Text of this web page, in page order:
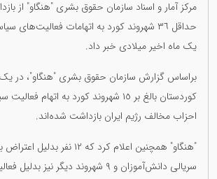
مرکز آمار و اسناد سازمان حقوق بشری "هنگاو" از
حداقل ٣٦ شهروند کورد به اتهامات فعالیت‌های
یک ماه اخیر میلادی خبر داد.
براساس گزارش سازمان حقوق بشری "هنگاو"، در یک
کوردستان بالغ بر ١٥ شهروند کورد به اتهام
احزاب مخالف رژیم ایران بازداشت شده‌اند.
"هنگاو" همچنین اعلام کرد که ١٢
سریالی دانش‌آموزان و ٩ شهروند دیگر نیز